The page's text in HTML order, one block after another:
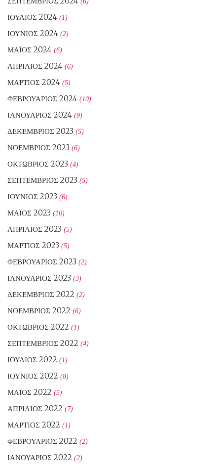
ΙΟΎΛΙΟΣ 2024 (1)
ΙΟΎΝΙΟΣ 2024 (2)
ΜΆΙΟΣ 2024 (6)
ΑΠΡΊΛΙΟΣ 2024 (6)
ΜΆΡΤΙΟΣ 2024 (5)
ΦΕΒΡΟΥΆΡΙΟΣ 2024 (10)
ΙΑΝΟΥΆΡΙΟΣ 2024 (9)
ΔΕΚΈΜΒΡΙΟΣ 2023 (5)
ΝΟΈΜΒΡΙΟΣ 2023 (6)
ΟΚΤΏΒΡΙΟΣ 2023 (4)
ΣΕΠΤΈΜΒΡΙΟΣ 2023 (5)
ΙΟΎΝΙΟΣ 2023 (6)
ΜΆΙΟΣ 2023 (10)
ΑΠΡΊΛΙΟΣ 2023 (5)
ΜΆΡΤΙΟΣ 2023 (5)
ΦΕΒΡΟΥΆΡΙΟΣ 2023 (2)
ΙΑΝΟΥΆΡΙΟΣ 2023 (3)
ΔΕΚΈΜΒΡΙΟΣ 2022 (2)
ΝΟΈΜΒΡΙΟΣ 2022 (6)
ΟΚΤΏΒΡΙΟΣ 2022 (1)
ΣΕΠΤΈΜΒΡΙΟΣ 2022 (4)
ΙΟΎΛΙΟΣ 2022 (1)
ΙΟΎΝΙΟΣ 2022 (8)
ΜΆΙΟΣ 2022 (5)
ΑΠΡΊΛΙΟΣ 2022 (7)
ΜΆΡΤΙΟΣ 2022 (1)
ΦΕΒΡΟΥΆΡΙΟΣ 2022 (2)
ΙΑΝΟΥΆΡΙΟΣ 2022 (2)